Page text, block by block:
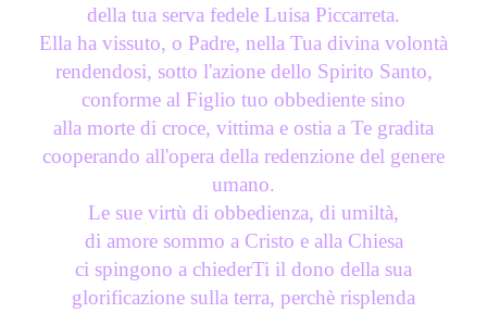
della tua serva fedele Luisa Piccarreta.
Ella ha vissuto, o Padre, nella Tua divina volontà
rendendosi, sotto l'azione dello Spirito Santo,
conforme al Figlio tuo obbediente sino
alla morte di croce, vittima e ostia a Te gradita
cooperando all'opera della redenzione del genere
umano.
Le sue virtù di obbedienza, di umiltà,
di amore sommo a Cristo e alla Chiesa
ci spingono a chiederTi il dono della sua
glorificazione sulla terra, perchè risplenda